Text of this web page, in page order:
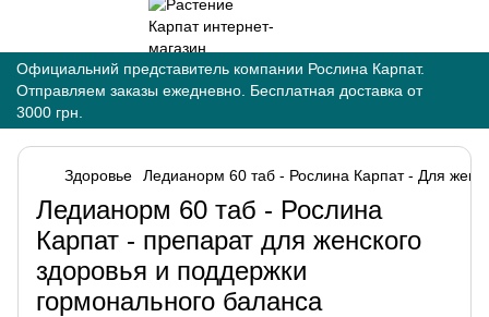
Официальний представитель компании Рослина Карпат.
Отправляем заказы ежедневно. Бесплатная доставка от
3000 грн.
Здоровье Ледианорм 60 таб - Рослина Карпат - Для
Ледианорм 60 таб - Рослина
Карпат - препарат для женского
здоровья и поддержки
гормонального баланса